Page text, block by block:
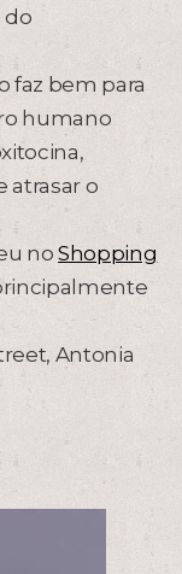
do
faz bem para
humano
atrasar o
noShopping
Antonia